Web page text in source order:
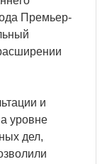
Премьер-
и
уровне
дел,